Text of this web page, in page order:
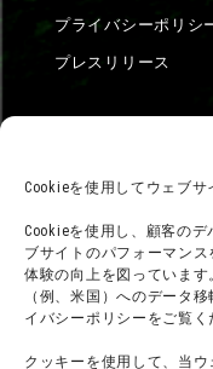
Cookieを使用してウェブ
Cookieを使用し、顧客の
ブサイトのパフォーマンス
体験の向上を図っていま
（例、米国）へのデータ
イバシーポリシーをご覧く
クッキーを使用して、当ウ
プライバシーポリシ
プレスリリース